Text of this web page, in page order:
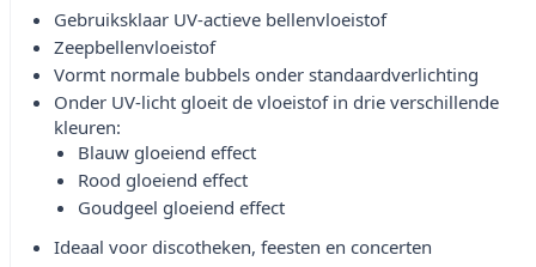
Gebruiksklaar UV-actieve bellenvloeistof
Zeepbellenvloeistof
Vormt normale bubbels onder standaardverlichting
Onder UV-licht gloeit de vloeistof in drie verschillende
kleuren:
Blauw gloeiend effect
Rood gloeiend effect
Goudgeel gloeiend effect
Ideaal voor discotheken, feesten en concerten